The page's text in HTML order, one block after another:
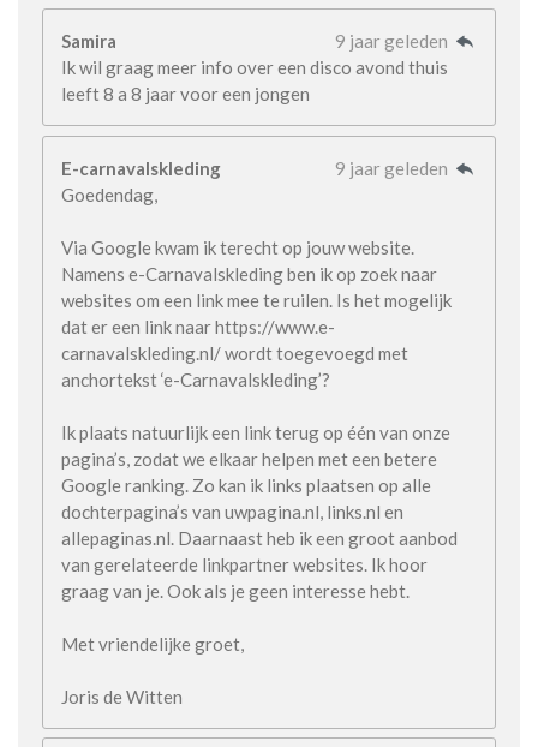
Samira
9 jaar geleden
Ik wil graag meer info over een disco avond thuis
leeft 8 a 8 jaar voor een jongen
E-carnavalskleding
9 jaar geleden
Goedendag,
Via Google kwam ik terecht op jouw website.
Namens e-Carnavalskleding ben ik op zoek naar
websites om een link mee te ruilen. Is het mogelijk
dat er een link naar https://www.e-
carnavalskleding.nl/ wordt toegevoegd met
anchortekst ‘e-Carnavalskleding’?
Ik plaats natuurlijk een link terug op één van onze
pagina’s, zodat we elkaar helpen met een betere
Google ranking. Zo kan ik links plaatsen op alle
dochterpagina’s van uwpagina.nl, links.nl en
allepaginas.nl. Daarnaast heb ik een groot aanbod
van gerelateerde linkpartner websites. Ik hoor
graag van je. Ook als je geen interesse hebt.
Met vriendelijke groet,
Joris de Witten